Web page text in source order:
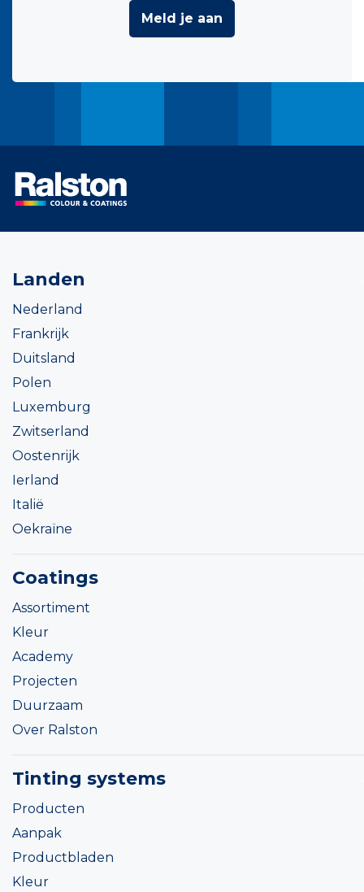
Meld je aan
Landen
Nederland
Frankrijk
Duitsland
Polen
Luxemburg
Zwitserland
Oostenrijk
Ierland
Italië
Oekraïne
Coatings
Assortiment
Kleur
Academy
Projecten
Duurzaam
Over Ralston
Tinting systems
Producten
Aanpak
Productbladen
Kleur